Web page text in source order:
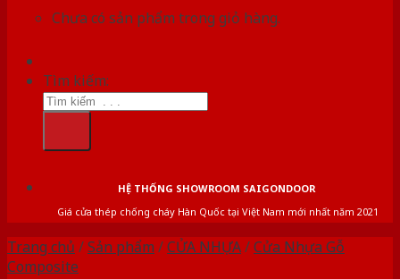
Chưa có sản phẩm trong giỏ hàng.
Tìm kiếm:
HỆ THỐNG SHOWROOM SAIGONDOOR
Giá cửa thép chống cháy Hàn Quốc tại Việt Nam mới nhất năm 2021
Trang chủ /Sản phẩm /CỬA NHỰA/Cửa Nhựa Gỗ
Composite